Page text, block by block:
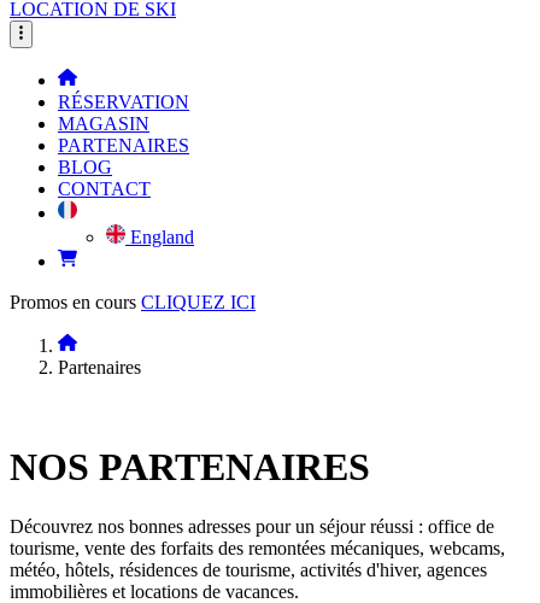
LOCATION DE SKI
RÉSERVATION
MAGASIN
PARTENAIRES
BLOG
CONTACT
England
Promos en cours CLIQUEZ ICI
Partenaires
NOS PARTENAIRES
Découvrez nos bonnes adresses pour un séjour réussi : office de
tourisme, vente des forfaits des remontées mécaniques, webcams,
météo, hôtels, résidences de tourisme, activités d'hiver, agences
immobilières et locations de vacances.